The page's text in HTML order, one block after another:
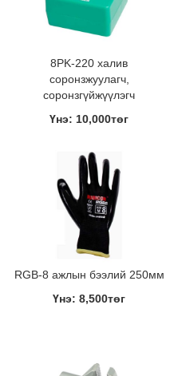
8PK-220 халив
соронзжуулагч,
соронзгүйжүүлэгч
Үнэ: 10,000төг
RGB-8 ажлын бээлий 250мм
Үнэ: 8,500төг